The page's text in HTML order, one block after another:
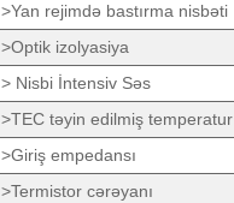
>Yan rejimdə bastırma nisbəti
>Optik izolyasiya
> Nisbi İntensiv Səs
>TEC təyin edilmiş temperatur
>Giriş empedansı
>Termistor cərəyanı